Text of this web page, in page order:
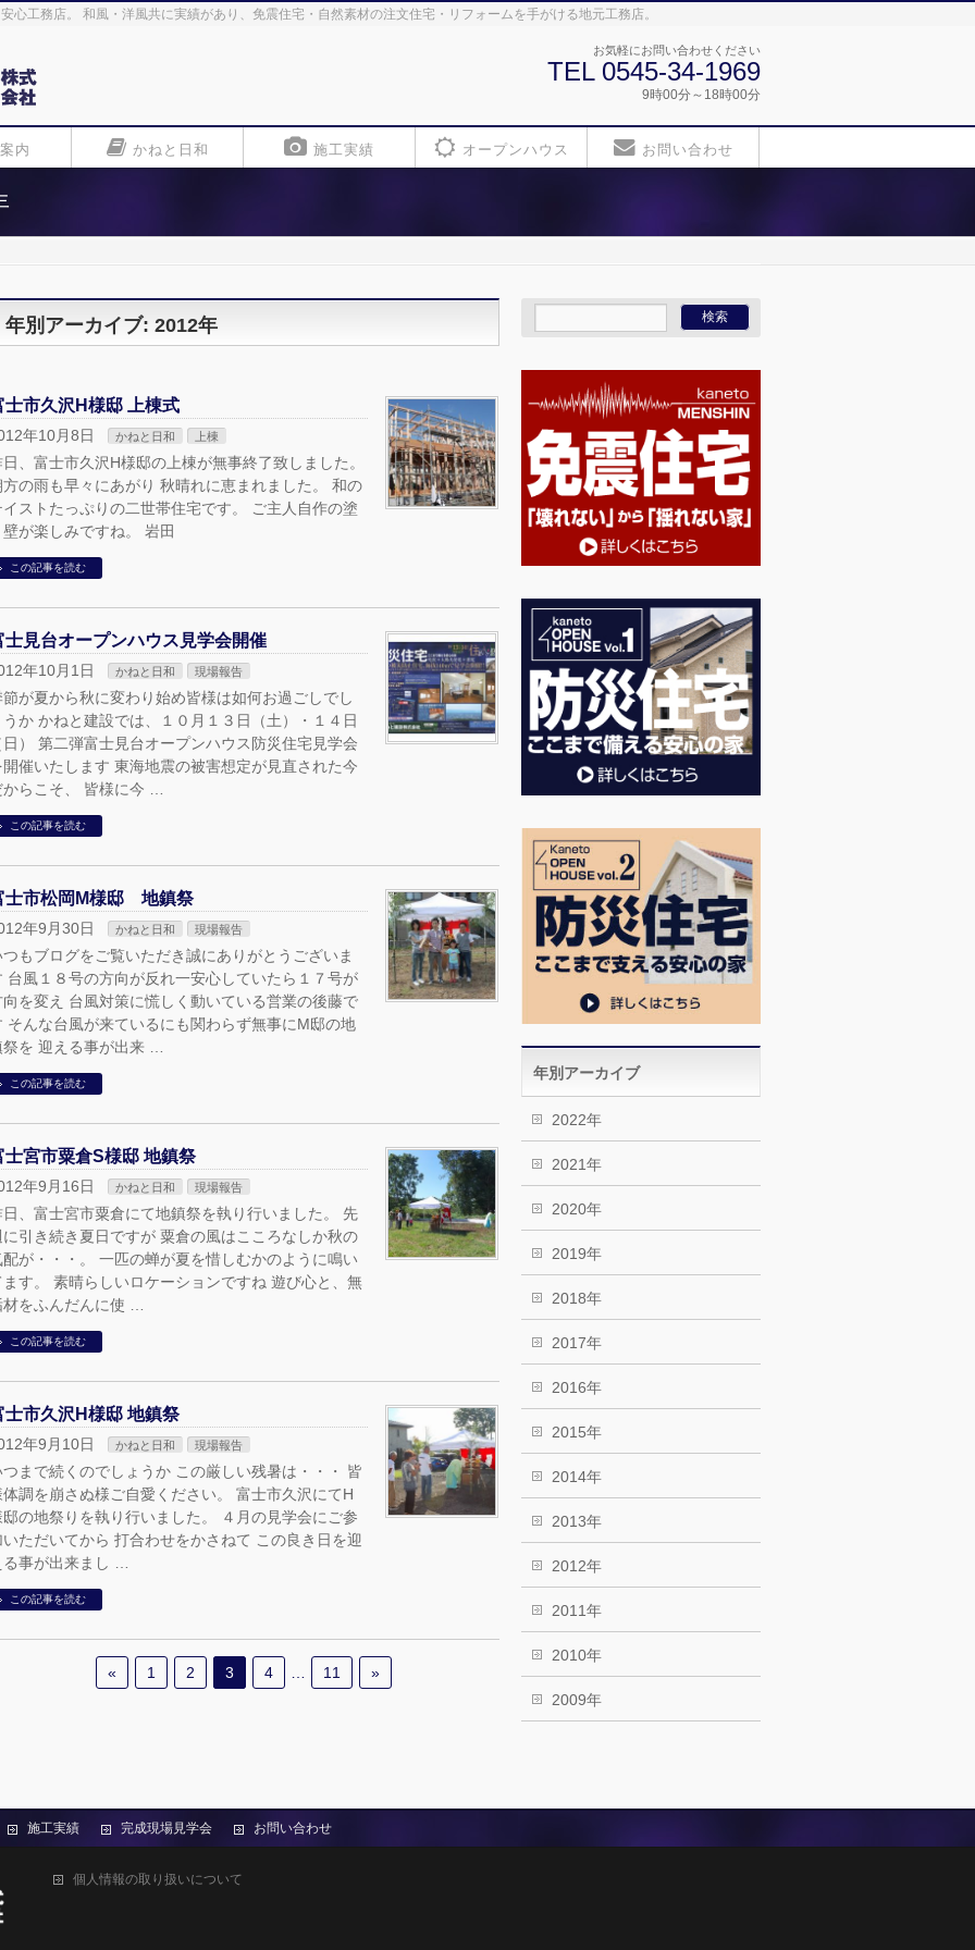
心工務店。 和風・洋風共に実績があり、免震住宅・自然素材の注文住宅・リフォームを手がける地元工務店。
お気軽にお問い合わせください
TEL 0545-34-1969
9時00分～18時00分
内 かねと日和 施工実績 オープンハウス お問い合わせ
年別アーカイブ: 2012年
士市久沢H様邸 上棟式
年10月8日 かねと日和 上棟
日、富士市久沢H様邸の上棟が無事終了致しました。
方の雨も早々にあがり 秋晴れに恵まれました。 和の
イストたっぷりの二世帯住宅です。 ご主人自作の塗
壁が楽しみですね。 岩田
この記事を読む
士見台オープンハウス見学会開催
年10月1日 かねと日和 現場報告
節が夏から秋に変わり始め皆様は如何お過ごしでし
うか かねと建設では、１０月１３日（土）・１４日
日） 第二弾富士見台オープンハウス防災住宅見学会
開催いたします 東海地震の被害想定が見直された今
からこそ、 皆様に今 …
この記事を読む
士市松岡M様邸 地鎮祭
年9月30日 かねと日和 現場報告
つもブログをご覧いただき誠にありがとうございま
台風１８号の方向が反れ一安心していたら１７号が
向を変え 台風対策に慌しく動いている営業の後藤で
そんな台風が来ているにも関わらず無事にM邸の地
祭を 迎える事が出来 …
この記事を読む
士宮市粟倉S様邸 地鎮祭
年9月16日 かねと日和 現場報告
日、富士宮市粟倉にて地鎮祭を執り行いました。 先
に引き続き夏日ですが 粟倉の風はこころなしか秋の
配が・・・。 一匹の蝉が夏を惜しむかのように鳴い
ます。 素晴らしいロケーションですね 遊び心と、無
材をふんだんに使 …
この記事を読む
士市久沢H様邸 地鎮祭
年9月10日 かねと日和 現場報告
つまで続くのでしょうか この厳しい残暑は・・・ 皆
体調を崩さぬ様ご自愛ください。 富士市久沢にてH
邸の地祭りを執り行いました。 ４月の見学会にご参
いただいてから 打合わせをかさねて この良き日を迎
る事が出来まし …
この記事を読む
« 1 2 3 4 11 »
年別アーカイブ
2022年
2021年
2020年
2019年
2018年
2017年
2016年
2015年
2014年
2013年
2012年
2011年
2010年
2009年
施工実績 完成現場見学会 お問い合わせ
個人情報の取り扱いについて